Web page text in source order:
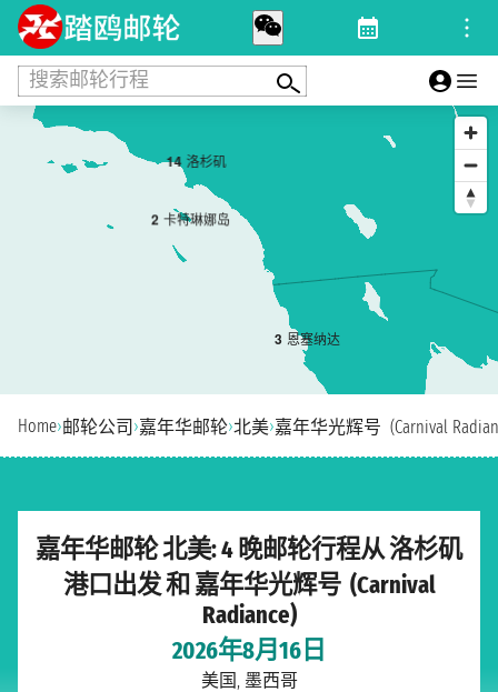
搜索邮轮行程
14 洛杉矶
2 卡特琳娜岛
3 恩塞纳达
Home›邮轮公司 ›嘉年华邮轮›北美›嘉年华光辉号 (Carnival
嘉年华邮轮 北美: 4 晚邮轮行程从 洛杉矶
港口出发 和 嘉年华光辉号 (Carnival
Radiance)
2026年8月16日
美国, 墨西哥